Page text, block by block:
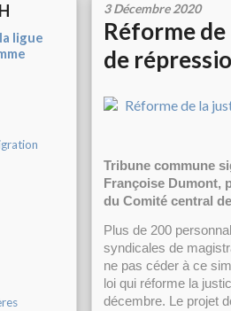
ligue
3 Décembre 2020
Réforme de
de
Tribune commune
Françoise Dumont,
du Comité central
Plus de 200
syndicales de
ne pas céder à ce
loi qui réforme la
décembre. Le projet